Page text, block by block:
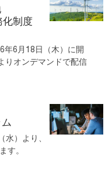
化制度
年6月18日（木）に開
りオンデマンドで配信
）より、
す。